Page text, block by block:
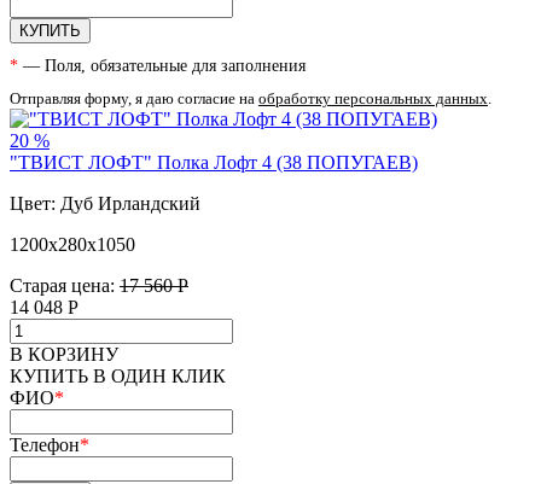
КУПИТЬ
* — Поля, обязательные для заполнения
Отправляя форму, я даю согласие на обработку персональных данных.
20 %
"ТВИСТ ЛОФТ" Полка Лофт 4 (38 ПОПУГАЕВ)
Цвет: Дуб Ирландский
1200х280х1050
Старая цена: 17 560 Р
14 048 Р
В КОРЗИНУ
КУПИТЬ В ОДИН КЛИК
ФИО*
Телефон*